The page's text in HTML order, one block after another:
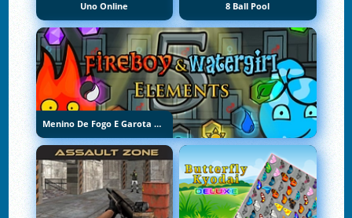
Uno Online 8 Ball Pool
Menino De Fogo E Garota De Água 5: Elementos